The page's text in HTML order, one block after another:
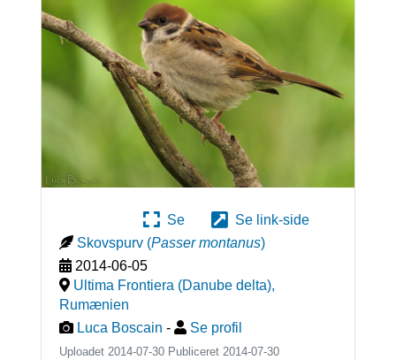
Se
Se link-side
Skovspurv (Passer montanus)
2014-06-05
Ultima Frontiera (Danube delta),
Rumænien
Luca Boscain - Se profil
Uploadet 2014-07-30 Publiceret 2014-07-30